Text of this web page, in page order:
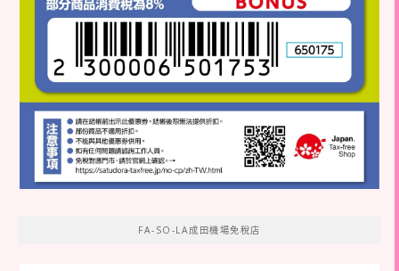
FA-SO-LA成田機場免稅店